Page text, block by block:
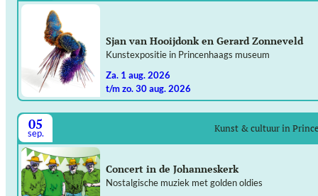
Sjan van Hooijdonk en Gerard Zonneveld
Kunstexpositie in Princenhaags museum
za. 1 aug. 2026
t/m zo. 30 aug. 2026
05
sep. Kunst & cultuur in
Concert in de Johanneskerk
Nostalgische muziek met golden oldies